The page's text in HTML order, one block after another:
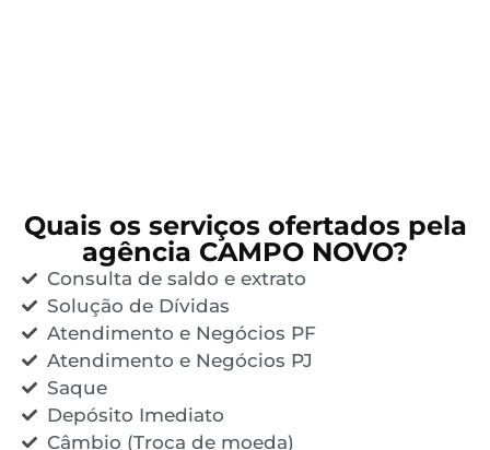
Quais os serviços ofertados pela
agência CAMPO NOVO?
Consulta de saldo e extrato
Solução de Dívidas
Atendimento e Negócios PF
Atendimento e Negócios PJ
Saque
Depósito Imediato
Câmbio (Troca de moeda)